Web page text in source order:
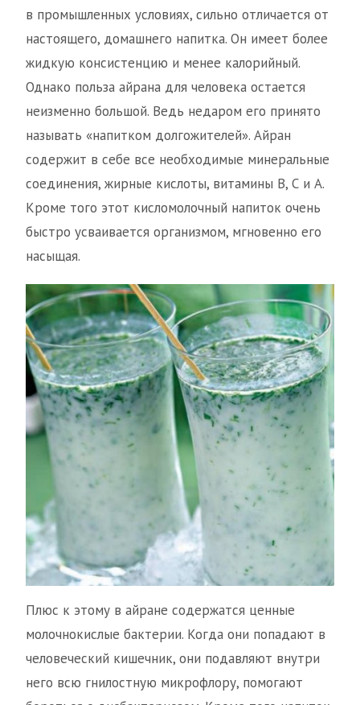
в промышленных условиях, сильно отличается от
настоящего, домашнего напитка. Он имеет более
жидкую консистенцию и менее калорийный.
Однако польза айрана для человека остается
неизменно большой. Ведь недаром его принято
называть «напитком долгожителей». Айран
содержит в себе все необходимые минеральные
соединения, жирные кислоты, витамины В, С и А.
Кроме того этот кисломолочный напиток очень
быстро усваивается организмом, мгновенно его
насыщая.
Плюс к этому в айране содержатся ценные
молочнокислые бактерии. Когда они попадают в
человеческий кишечник, они подавляют внутри
него всю гнилостную микрофлору, помогают